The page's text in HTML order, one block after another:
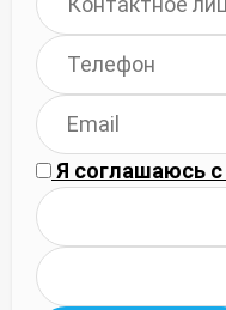
Я соглашаюсь с